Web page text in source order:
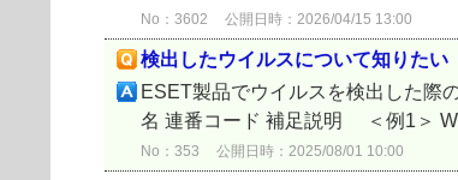
No：3602 公開日時：2026/04/15 13:00
検出したウイルスについて知りたい
ESET製品でウイルスを検出した際
名 連番コード 補足説明 ＜例1＞
No：353 公開日時：2025/08/01 10:00